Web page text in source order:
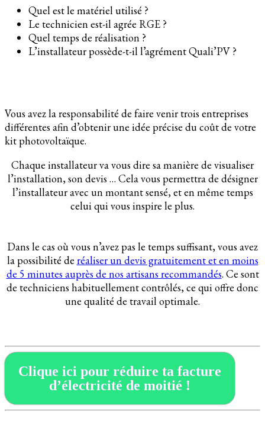
Quel est le matériel utilisé ?
Le technicien est-il agrée RGE ?
Quel temps de réalisation ?
L’installateur possède-t-il l’agrément Quali’PV ?
Vous avez la responsabilité de faire venir trois entreprises
différentes afin d’obtenir une idée précise du coût de votre
kit photovoltaïque.
Chaque installateur va vous dire sa manière de visualiser
l’installation, son devis … Cela vous permettra de désigner
l’installateur avec un montant sensé, et en même temps
celui qui vous inspire le plus.
Dans le cas où vous n’avez pas le temps suffisant, vous avez
la possibilité de réaliser un devis gratuitement et en moins
de 5 minutes auprès de nos artisans recommandés. Ce sont
de techniciens habituellement contrôlés, ce qui offre donc
une qualité de travail optimale.
Clique ici pour réduire ta facture
d’électricité de moitié !